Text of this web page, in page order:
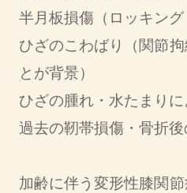
半月板損傷（ロッキング
ひざのこわばり（関節
とが背景）
ひざの腫れ・水たまり
過去の靭帯損傷・骨折
加齢に伴う変形性膝関